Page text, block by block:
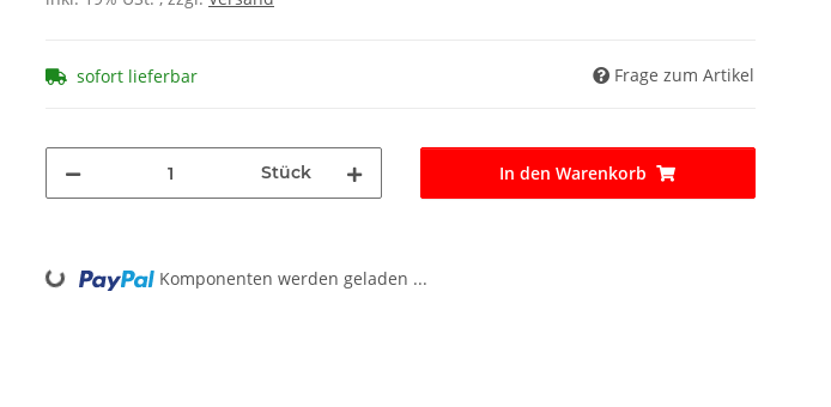
sofort lieferbar Frage zum Artikel
Stück In den Warenkorb
Loading... Komponenten werden geladen ...